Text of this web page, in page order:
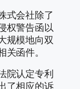
式会社除了
权警告函以
规模地向双
函件。
院认定专利
了相应的诉